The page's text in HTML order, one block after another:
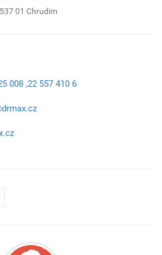
537 01 Chrudim
008 ,22 557 410 6